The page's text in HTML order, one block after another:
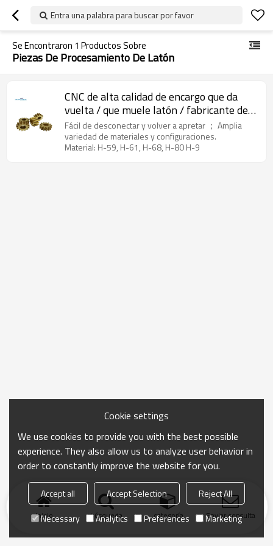
Entra una palabra para buscar por favor
Se Encontraron 1 Productos Sobre
Piezas De Procesamiento De Latón
CNC de alta calidad de encargo que da
vuelta / que muele latón / fabricante de
cobre de las piezas de metal del cobre
Fácil de desconectar y volver a apretar ； Amplia
variedad de materiales y configuraciones.
Material: H-59, H-61, H-68, H-80 H-9
Inicio búsqueda categoría Enviar consulta
Cookie settings
We use cookies to provide you with the best possible
experience. They also allow us to analyze user behavior in
order to constantly improve the website for you.
Accept all Accept Selection
Reject All
Necessary
Analytics Preferences Marketing